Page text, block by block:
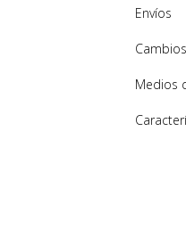
Envíos
Medios